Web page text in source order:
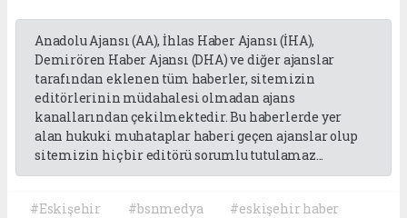
Anadolu Ajansı (AA), İhlas Haber Ajansı (İHA),
Demirören Haber Ajansı (DHA) ve diğer ajanslar
tarafından eklenen tüm haberler, sitemizin
editörlerinin müdahalesi olmadan ajans
kanallarından çekilmektedir. Bu haberlerde yer
alan hukuki muhataplar haberi geçen ajanslar olup
sitemizin hiç bir editörü sorumlu tutulamaz...
#Eskişehir #bsnmedya
#eskişehir haber